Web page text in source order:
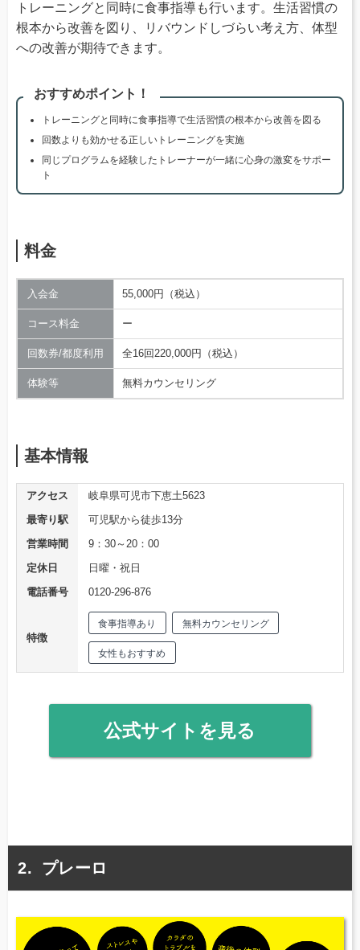
トレーニングと同時に食事指導も行います。生活習慣の
根本から改善を図り、リバウンドしづらい考え方、体型
への改善が期待できます。
おすすめポイント！
トレーニングと同時に食事指導で生活習慣の根本から改善を図る
回数よりも効かせる正しいトレーニングを実施
同じプログラムを経験したトレーナーが一緒に心身の激変をサポー
ト
料金
入会金 55,000円（税込）
コース料金 ー
回数券/都度利用 全16回220,000円（税込）
体験等 無料カウンセリング
基本情報
アクセス
岐阜県可児市下恵土5623
最寄り駅
可児駅から徒歩13分
営業時間
9：30～20：00
定休日
日曜・祝日
電話番号
0120-296-876
特徴
食事指導あり 無料カウンセリング
女性もおすすめ
公式サイトを見る
プレーロ